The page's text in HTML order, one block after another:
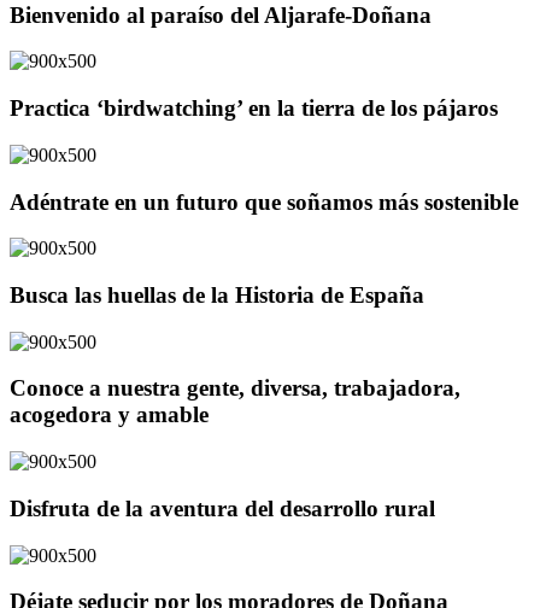
Bienvenido al paraíso del Aljarafe-Doñana
Practica ‘birdwatching’ en la tierra de los pájaros
Adéntrate en un futuro que soñamos más sostenible
Busca las huellas de la Historia de España
Conoce a nuestra gente, diversa, trabajadora,
acogedora y amable
Disfruta de la aventura del desarrollo rural
Déjate seducir por los moradores de Doñana